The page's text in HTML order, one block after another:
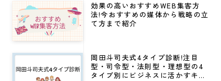
効果の高いおすすめWEB集客方
法!今おすすめの媒体から戦略の立
て方まで紹介
岡田斗司夫式4タイプ診断!注目
型・司令型・法則型・理想型の4
タイプ別にビジネスに活かすキャ